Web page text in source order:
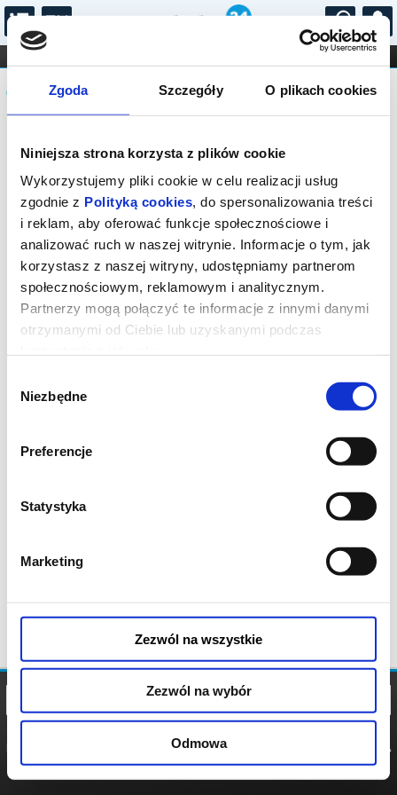
Zgoda Szczegóły O plikach cookies
Niniejsza strona korzysta z plików cookie
Wykorzystujemy pliki cookie w celu realizacji usług
zgodnie z Polityką cookies, do spersonalizowania treści
i reklam, aby oferować funkcje społecznościowe i
analizować ruch w naszej witrynie. Informacje o tym, jak
korzystasz z naszej witryny, udostępniamy partnerom
społecznościowym, reklamowym i analitycznym.
Partnerzy mogą połączyć te informacje z innymi danymi
otrzymanymi od Ciebie lub uzyskanymi podczas
zgody
Niezbędne
Preferencje
Statystyka
Marketing
Zezwól na wszystkie
Zezwól na wybór
Odmowa
...
FILHARMONIA OPERA I BALET
STAND-UP
DLA DZIECI
Komunikat
Sprzedaż biletów on-line na wydarzenie
została zakończona.
POLITYKA
POLITYKA